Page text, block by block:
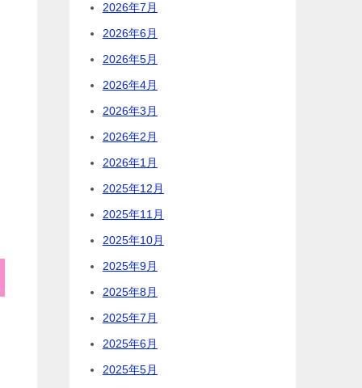
2026年7月
2026年6月
2026年5月
2026年4月
2026年3月
2026年2月
2026年1月
2025年12月
2025年11月
2025年10月
2025年9月
2025年8月
2025年7月
2025年6月
2025年5月